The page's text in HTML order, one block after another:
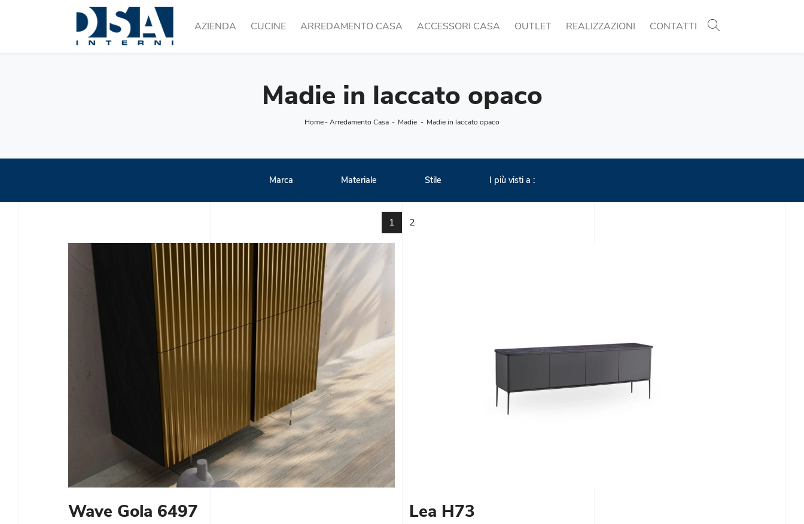
AZIENDA CUCINE ARREDAMENTO CASA ACCESSORI CASA OUTLET REALIZZAZIONI CONTATTI
Madie in laccato opaco
Home-Arredamento Casa - Madie - Madie in laccato opaco
Marca Materiale Stile I più visti a :
1 2
Wave Gola 6497 Lea H73